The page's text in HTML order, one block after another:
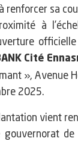
renforcer sa
à
Cité
», Avenue
2025.
vient
gouvernorat